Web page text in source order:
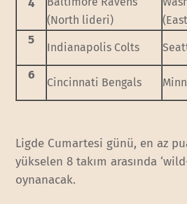
4
(North lideri)
5
Indianapolis Colts
6
Cincinnati Bengals
Ligde Cumartesi günü, en az
yükselen 8 takım arasında
oynanacak.